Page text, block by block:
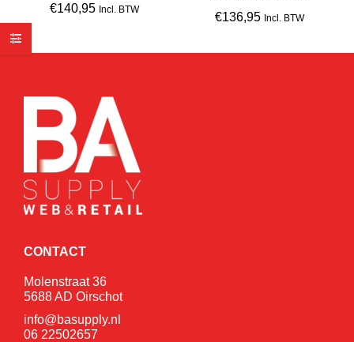
€140,95 Incl. BTW
€136,95 Incl. BTW
CONTACT
Molenstraat 36
5688 AD Oirschot
info@basupply.nl
06 22502657